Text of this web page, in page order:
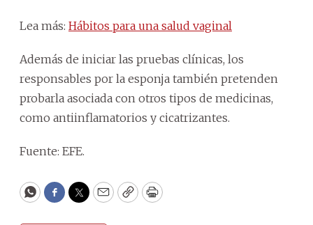
Lea más: Hábitos para una salud vaginal
Además de iniciar las pruebas clínicas, los
responsables por la esponja también pretenden
probarla asociada con otros tipos de medicinas,
como antiinflamatorios y cicatrizantes.
Fuente: EFE.
WhatsApp
Facebook
Twitter
EmailCopyPrint